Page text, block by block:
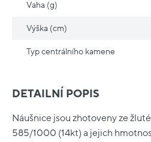
DETAILNÍ POPIS
Náušnice jsou zhotoveny ze
585/1000 (14kt) a jejich
Vaha (g)
Výška (cm)
Typ centrálního kamene